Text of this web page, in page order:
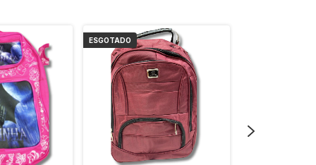
ESGOTADO